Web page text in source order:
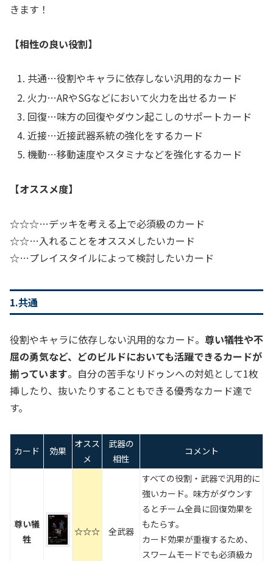
きます！
【相性の良い役割】
共通…役割やキャラに依存しない汎用的なカード
火力…ARやSGなどにおいて火力を出せるカード
回復…味方の回復やダウン起こしのサポートカード
近接…近接武器系統の強化をするカード
機動…移動速度やスタミナなどを強化するカード
【オススメ度】
☆☆☆…デッキを考える上で必須級のカード
☆☆…入れることをオススメしたいカード
☆…プレイスタイルによって検討したいカード
1.共通
役割やキャラに依存しない汎用的なカード。 尊い犠牲や不
屈の勇気など、どのビルドにおいても活躍できるカードが
揃っています。自分の苦手なリドゥンへの対処として1枚
挿したり、抜いたりすることもできる優秀なカード達で
す。
カード 効果
オスス
メ
武器の
相性
コメント
尊い犠
牲
☆☆☆ 全武器
すべての役割・武器で汎用的に
強いカード。味方がダウンす
るとチーム全員に回復効果を
もたらす。
カード効果が重複するため、
スワームモードでも必須級カ